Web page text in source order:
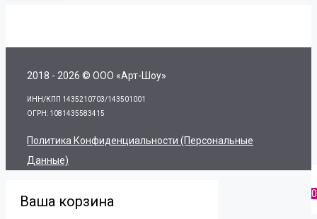
2018 - 2026 © ООО «Арт-Шоу»
ИНН/КПП 1435210703/143501001
ОГРН: 1081435583415
Политика Конфиденциальности (персональные
Данные)
0
Ваша корзина